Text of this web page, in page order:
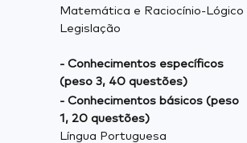
Matemática e Raciocínio-Lógico
Legislação
- Conhecimentos específicos
(peso 3, 40 questões)
- Conhecimentos básicos (peso
1, 20 questões)
Língua Portuguesa